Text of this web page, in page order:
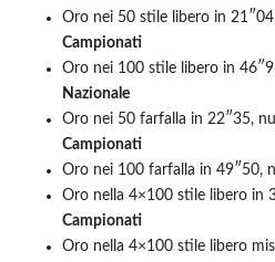
Oro nei 50 stile libero in
Campionati
Oro nei 100 stile libero in
Nazionale
Oro nei 50 farfalla in 22″35,
Campionati
Oro nei 100 farfalla in 49″50,
Oro nella 4×100 stile libero in
Campionati
Oro nella 4×100 stile libero